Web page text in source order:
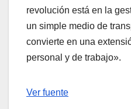
revolución está en la
un simple medio de
convierte en una
personal y de trabajo».
Navegación
Ver fuente